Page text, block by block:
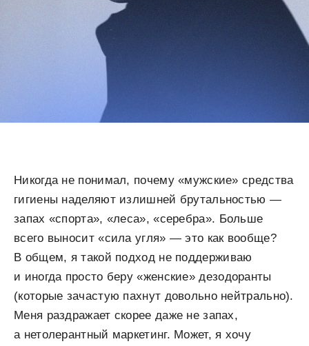
Никогда не понимал, почему «мужские» средства
гигиены наделяют излишней брутальностью —
запах «спорта», «леса», «серебра». Больше
всего выносит «сила угля» — это как вообще?
В общем, я такой подход не поддерживаю
и иногда просто беру «женские» дезодоранты
(которые зачастую пахнут довольно нейтрально).
Меня раздражает скорее даже не запах,
а нетолерантный маркетинг. Может, я хочу